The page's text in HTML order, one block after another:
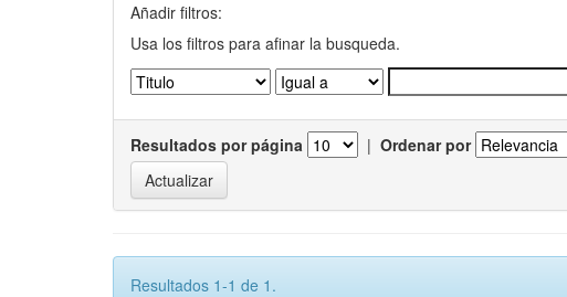
Añadir filtros:
Usa los filtros para afinar la busqueda.
Resultados por página | Ordenar por
Resultados 1-1 de 1.